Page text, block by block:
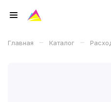
Главная – Каталог –